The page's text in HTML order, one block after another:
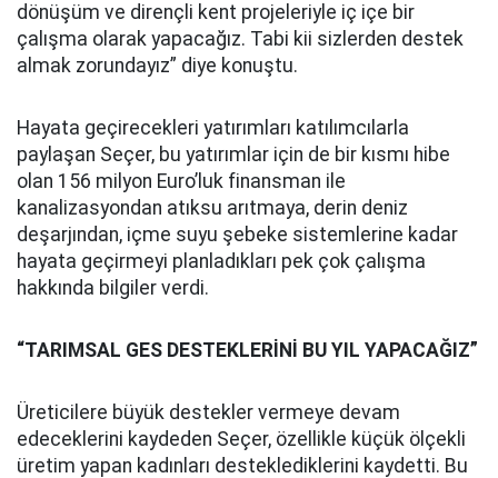
dönüşüm ve dirençli kent projeleriyle iç içe bir
çalışma olarak yapacağız. Tabi kii sizlerden destek
almak zorundayız” diye konuştu.
Hayata geçirecekleri yatırımları katılımcılarla
paylaşan Seçer, bu yatırımlar için de bir kısmı hibe
olan 156 milyon Euro’luk finansman ile
kanalizasyondan atıksu arıtmaya, derin deniz
deşarjından, içme suyu şebeke sistemlerine kadar
hayata geçirmeyi planladıkları pek çok çalışma
hakkında bilgiler verdi.
“TARIMSAL GES DESTEKLERİNİ BU YIL YAPACAĞIZ”
Üreticilere büyük destekler vermeye devam
edeceklerini kaydeden Seçer, özellikle küçük ölçekli
üretim yapan kadınları desteklediklerini kaydetti. Bu